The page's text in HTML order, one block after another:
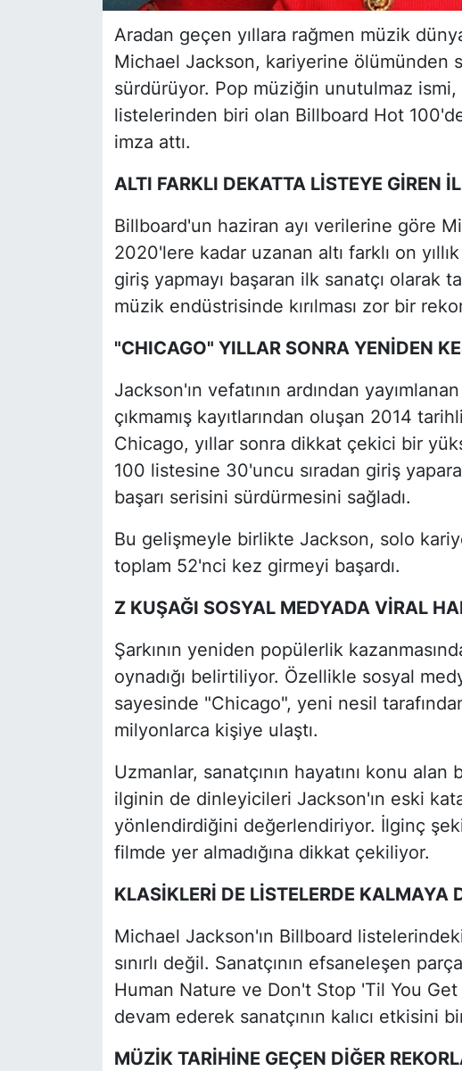
Aradan geçen yıllara rağmen müzik
Michael Jackson, kariyerine ölümünden
sürdürüyor. Pop müziğin unutulmaz
listelerinden biri olan Billboard Hot
imza attı.
ALTI FARKLI DEKATTA LİSTEYE GİREN
Billboard'un haziran ayı verilerine göre
2020'lere kadar uzanan altı farklı on
giriş yapmayı başaran ilk sanatçı olarak
müzik endüstrisinde kırılması zor bir
"CHICAGO" YILLAR SONRA YENİDEN
Jackson'ın vefatının ardından
çıkmamış kayıtlarından oluşan 2014
Chicago, yıllar sonra dikkat çekici bir
100 listesine 30'uncu sıradan giriş
başarı serisini sürdürmesini sağladı.
Bu gelişmeyle birlikte Jackson, solo
toplam 52'nci kez girmeyi başardı.
Z KUŞAĞI SOSYAL MEDYADA VİRAL
Şarkının yeniden popülerlik
oynadığı belirtiliyor. Özellikle sosyal
sayesinde "Chicago", yeni nesil
milyonlarca kişiye ulaştı.
Uzmanlar, sanatçının hayatını konu
ilginin de dinleyicileri Jackson'ın eski
yönlendirdiğini değerlendiriyor. İlginç
filmde yer almadığına dikkat çekiliyor.
KLASİKLERİ DE LİSTELERDE KALMAYA
Michael Jackson'ın Billboard
sınırlı değil. Sanatçının efsaneleşen
Human Nature ve Don't Stop 'Til You
devam ederek sanatçının kalıcı etkisini
MÜZİK TARİHİNE GEÇEN DİĞER